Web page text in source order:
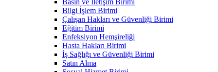
Bilgi İşlem Birimi
Çalışan Hakları ve Güvenliği Birimi
Eğitim Birimi
Enfeksiyon Hemşireliği
Hasta Hakları Birimi
İş Sağlığı ve Güvenliği Birimi
Satın Alma